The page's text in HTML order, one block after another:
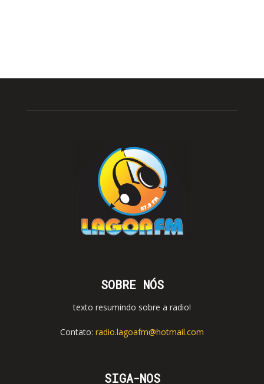
SOBRE NÓS
texto resumindo sobre a radio!
Contato: radio.lagoafm@hotmail.com
SIGA-NOS